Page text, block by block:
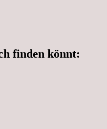
finden könnt: